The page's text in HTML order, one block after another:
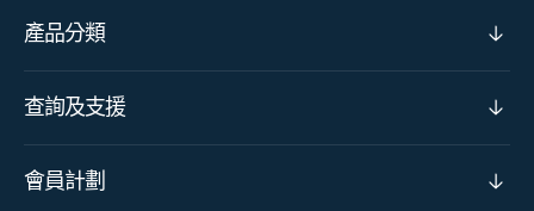
產品分類
查詢及支援
會員計劃